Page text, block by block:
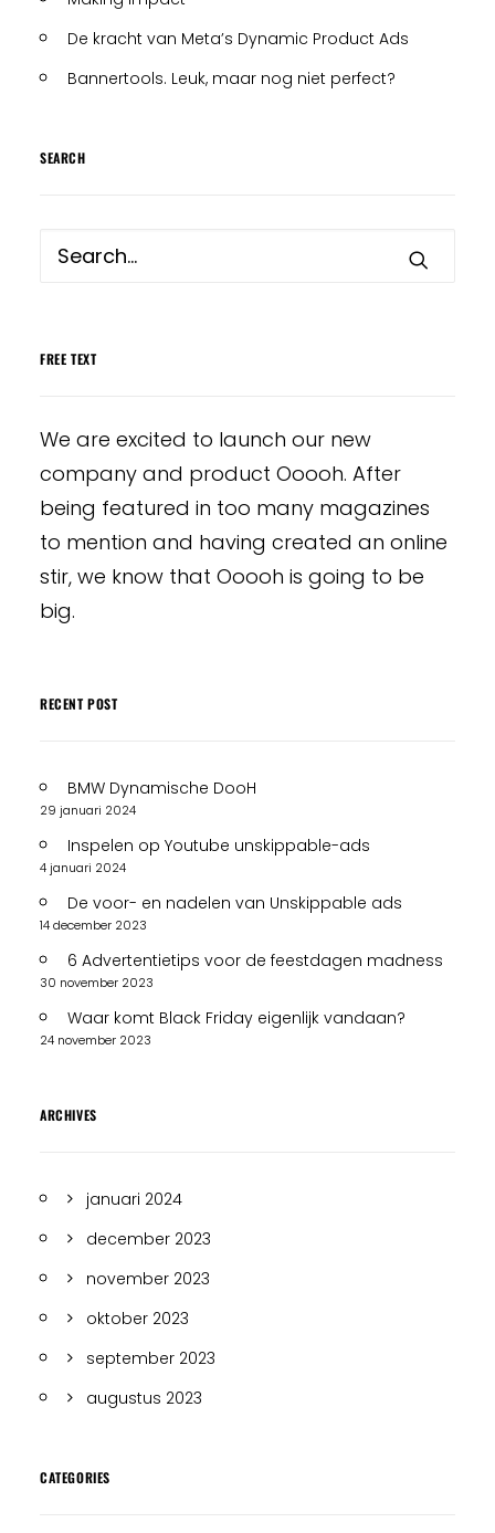
De kracht van Meta’s Dynamic Product Ads
Bannertools. Leuk, maar nog niet perfect?
SEARCH
FREE TEXT
We are excited to launch our new
company and product Ooooh. After
being featured in too many magazines
to mention and having created an online
stir, we know that Ooooh is going to be
big.
RECENT POST
BMW Dynamische DooH
29 januari 2024
Inspelen op Youtube unskippable-ads
4 januari 2024
De voor- en nadelen van Unskippable ads
14 december 2023
6 Advertentietips voor de feestdagen madness
30 november 2023
Waar komt Black Friday eigenlijk vandaan?
24 november 2023
ARCHIVES
januari 2024
december 2023
november 2023
oktober 2023
september 2023
augustus 2023
CATEGORIES